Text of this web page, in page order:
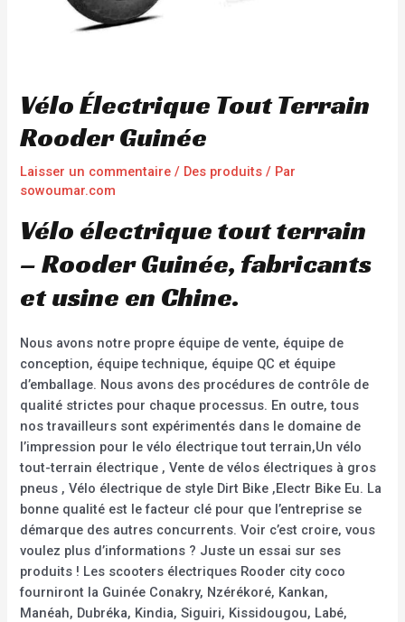
Vélo Électrique Tout Terrain
Rooder Guinée
Laisser un commentaire / Des produits / Par
sowoumar.com
Vélo électrique tout terrain
– Rooder Guinée, fabricants
et usine en Chine.
Nous avons notre propre équipe de vente, équipe de
conception, équipe technique, équipe QC et équipe
d’emballage. Nous avons des procédures de contrôle de
qualité strictes pour chaque processus. En outre, tous
nos travailleurs sont expérimentés dans le domaine de
l’impression pour le vélo électrique tout terrain,Un vélo
tout-terrain électrique , Vente de vélos électriques à gros
pneus , Vélo électrique de style Dirt Bike ,Electr Bike Eu. La
bonne qualité est le facteur clé pour que l’entreprise se
démarque des autres concurrents. Voir c’est croire, vous
voulez plus d’informations ? Juste un essai sur ses
produits ! Les scooters électriques Rooder city coco
fourniront la Guinée Conakry, Nzérékoré, Kankan,
Manéah, Dubréka, Kindia, Siguiri, Kissidougou, Labé,